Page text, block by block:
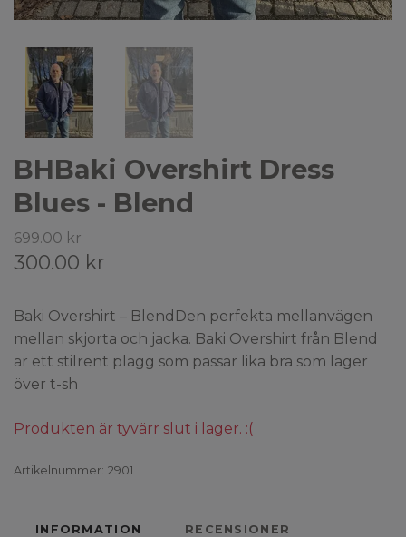
BHBaki Overshirt Dress
Blues - Blend
699.00 kr
300.00 kr
Baki Overshirt – BlendDen perfekta mellanvägen
mellan skjorta och jacka. Baki Overshirt från Blend
är ett stilrent plagg som passar lika bra som lager
över t-sh
Produkten är tyvärr slut i lager. :(
Artikelnummer: 2901
INFORMATION RECENSIONER